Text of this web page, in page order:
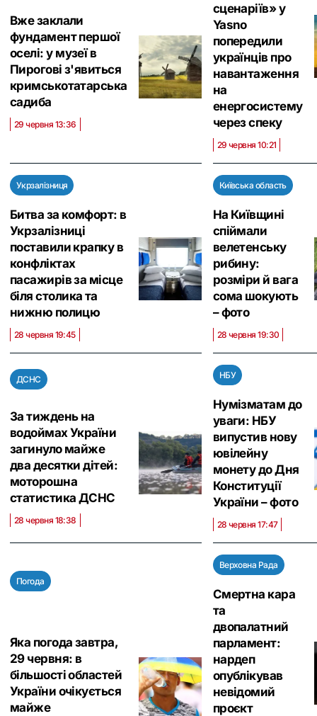
Вже заклали
фундамент першої
оселі: у музеї в
Пирогові з'явиться
кримськотатарська
садиба
29 червня 13:36
сценаріїв» у
Yasno
попередили
українців про
навантаження
на
енергосистему
через спеку
29 червня 10:21
Укрзалізниця
Битва за комфорт: в
Укрзалізниці
поставили крапку в
конфліктах
пасажирів за місце
біля столика та
нижню полицю
28 червня 19:45
Київська область
На Київщині
спіймали
велетенську
рибину:
розміри й вага
сома шокують
– фото
28 червня 19:30
ДСНС
За тиждень на
водоймах України
загинуло майже
два десятки дітей:
моторошна
статистика ДСНС
28 червня 18:38
НБУ
Нумізматам до
уваги: НБУ
випустив нову
ювілейну
монету до Дня
Конституції
України – фото
28 червня 17:47
Погода
Яка погода завтра,
29 червня: в
більшості областей
України очікується
майже
Верховна Рада
Смертна кара
та
двопалатний
парламент:
нардеп
опублікував
невідомий
проєкт